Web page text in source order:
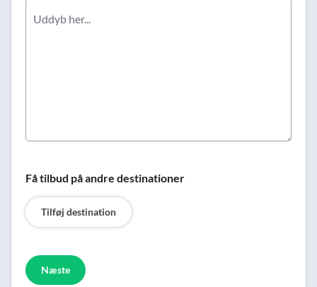
Få tilbud på andre destinationer
Tilføj destination
Næste